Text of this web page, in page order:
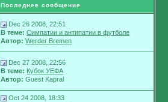
Последнее сообщение
Dec 26 2008, 22:51
В теме: Симпатии и антипатии в футболе
Автор: Werder Bremen
Dec 27 2008, 22:56
В теме: Кубок УЕФА
Автор: Guest Kapral
Oct 24 2008, 18:33